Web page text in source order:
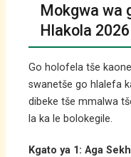
Mokgwa wa
Hlakola 2026
Go holofela tše
swanetše go hlalefa
dibeke tše mmalwa
la ka le bolokegile.
Kgato ya 1: Aga